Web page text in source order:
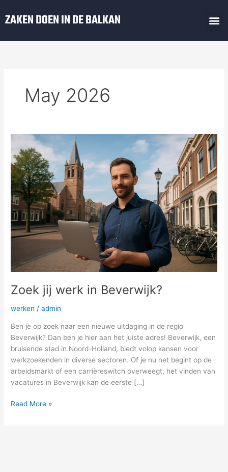
toZAKEN DOEN IN DE BALKAN
May 2026
Zoek jij werk in Beverwijk?
werken /admin
Ben je op zoek naar een nieuwe uitdaging in de regio
Beverwijk? Dan ben je hier aan het juiste adres! Beverwijk, een
bruisende stad in Noord-Holland, biedt volop kansen voor
werkzoekenden in diverse sectoren. Of je nu net begint op de
arbeidsmarkt of een carrièreswitch overweegt, het vinden van
vacatures in Beverwijk kan de eerste […]
Zoek
werk
in
Beverwijk?
Read More »